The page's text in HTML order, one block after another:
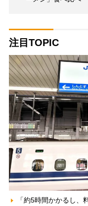
注目TOPIC
「約5時間かかるし